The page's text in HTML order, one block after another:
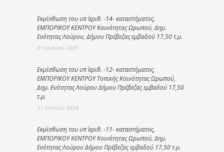
Εκμίσθωση του υπ΄ αριθ. -14- καταστήματος,
ΕΜΠΟΡΙΚΟΥ ΚΕΝΤΡΟΥ Κοινότητας Ωρωπού, Δημ.
Ενότητας Λούρου, Δήμου Πρέβεζας εμβαδού 17,50 τ.μ.
31 Ιουλίου 2026
Εκμίσθωση του υπ΄ αριθ. -12- καταστήματος,
ΕΜΠΟΡΙΚΟΥ ΚΕΝΤΡΟΥ Τοπικής Κοινότητας Ωρωπού,
Δημ. Ενότητας Λούρου Δήμου Πρέβεζας εμβαδού 17,50
τ.μ.
31 Ιουλίου 2026
Εκμίσθωση του υπ΄ αριθ. -11- καταστήματος,
ΕΜΠΟΡΙΚΟΥ ΚΕΝΤΡΟΥ Κοινότητας Ωρωπού, Δημ.
Ενότητας Λούρου Δήμου Πρέβεζας εμβαδού 17,50 τ.μ.